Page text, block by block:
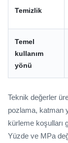
Temizlik
Temel
kullanım
yönü
Teknik değerler
pozlama, katman
kürleme koşulları
Yüzde ve MPa